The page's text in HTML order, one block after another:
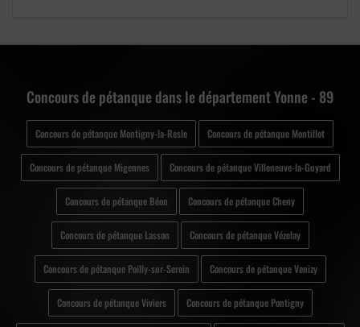
Concours de pétanque dans le département Yonne - 89
Concours de pétanque Montigny-la-Resle Concours de pétanque Montillot
Concours de pétanque Migennes Concours de pétanque Villeneuve-la-Guyard
Concours de pétanque Béon Concours de pétanque Cheny
Concours de pétanque Lasson Concours de pétanque Vézelay
Concours de pétanque Poilly-sur-Serein Concours de pétanque Venizy
Concours de pétanque Viviers Concours de pétanque Pontigny